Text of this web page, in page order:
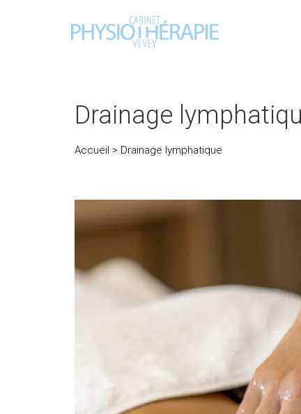
Drainage
Accueil > Drainage lymphatique